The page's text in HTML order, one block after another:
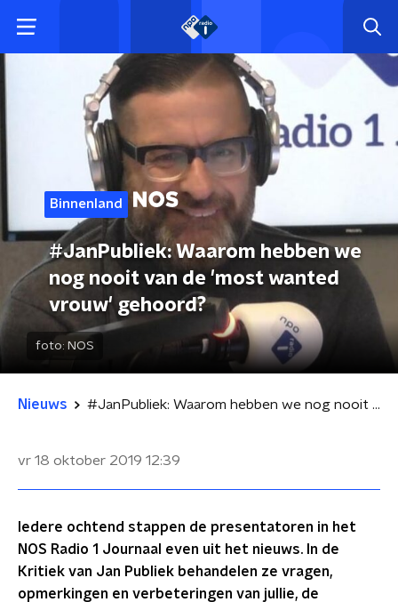
Binnenland
#JanPubliek: Waarom hebben we
nog nooit van de 'most wanted
vrouw' gehoord?
foto: NOS
Nieuws #JanPubliek: Waarom hebben we nog nooit van de 'most wanted vrouw' gehoord?
vr 18 oktober 2019 12:39
Iedere ochtend stappen de presentatoren in het
NOS Radio 1 Journaal even uit het nieuws. In de
Kritiek van Jan Publiek behandelen ze vragen,
opmerkingen en verbeteringen van jullie, de